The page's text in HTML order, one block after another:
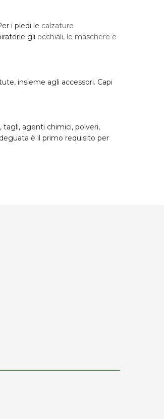
i piedi le calzature
gli occhiali, le maschere e
insieme agli accessori. Capi
agenti chimici, polveri,
è il primo requisito per